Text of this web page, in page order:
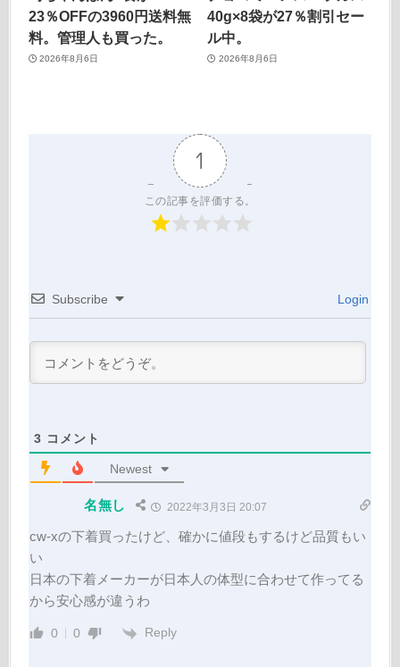
23％OFFの3960円送料無
料。管理人も買った。
2026年8月6日
40g×8袋が27％割引セー
ル中。
2026年8月6日
1
この記事を評価する。
Subscribe Login
3 コメント
Newest
名無し 2022年3月3日 20:07
cw-xの下着買ったけど、確かに値段もするけど品質もい
い
日本の下着メーカーが日本人の体型に合わせて作ってる
から安心感が違うわ
0 0 Reply